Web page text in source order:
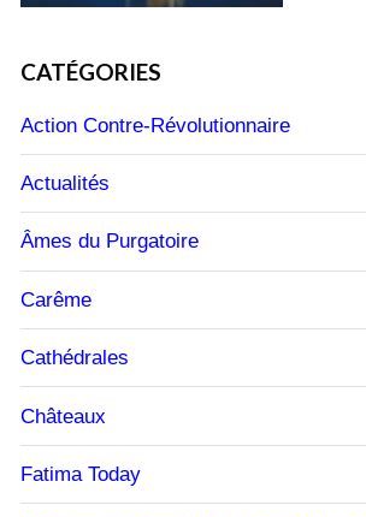
CATÉGORIES
Action Contre-Révolutionnaire
Actualités
Âmes du Purgatoire
Carême
Cathédrales
Châteaux
Fatima Today